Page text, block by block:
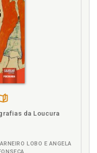
nos estados limites:
e alteridade, p. 77
espaço psíquico e
de uma nova
exterioridade/
p. 82
páginas
da Loucura
LOBO E ANGELA